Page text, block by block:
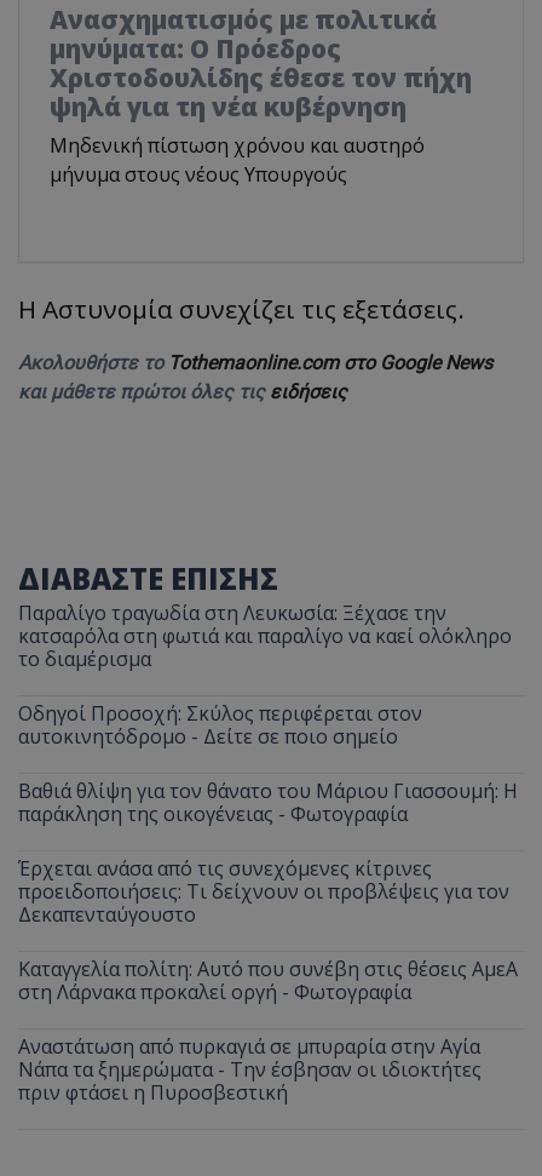
Ανασχηματισμός με πολιτικά
μηνύματα: Ο Πρόεδρος
Χριστοδουλίδης έθεσε τον πήχη
ψηλά για τη νέα κυβέρνηση
Μηδενική πίστωση χρόνου και αυστηρό
μήνυμα στους νέους Υπουργούς
Η Αστυνομία συνεχίζει τις εξετάσεις.
Ακολουθήστε το Tothemaonline.com στο Google News
και μάθετε πρώτοι όλες τις ειδήσεις
ΔΙΑΒΑΣΤΕ ΕΠΙΣΗΣ
Παραλίγο τραγωδία στη Λευκωσία: Ξέχασε την
κατσαρόλα στη φωτιά και παραλίγο να καεί ολόκληρο
το διαμέρισμα
Οδηγοί Προσοχή: Σκύλος περιφέρεται στον
αυτοκινητόδρομο - Δείτε σε ποιο σημείο
Βαθιά θλίψη για τον θάνατο του Μάριου Γιασσουμή: Η
παράκληση της οικογένειας - Φωτογραφία
Έρχεται ανάσα από τις συνεχόμενες κίτρινες
προειδοποιήσεις: Τι δείχνουν οι προβλέψεις για τον
Δεκαπενταύγουστο
Καταγγελία πολίτη: Αυτό που συνέβη στις θέσεις ΑμεΑ
στη Λάρνακα προκαλεί οργή - Φωτογραφία
Αναστάτωση από πυρκαγιά σε μπυραρία στην Αγία
Νάπα τα ξημερώματα - Την έσβησαν οι ιδιοκτήτες
πριν φτάσει η Πυροσβεστική